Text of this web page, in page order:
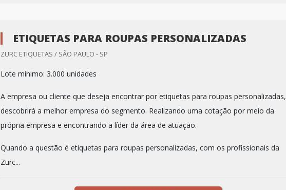
ETIQUETAS PARA ROUPAS PERSONALIZADAS
ZURC ETIQUETAS / SÃO PAULO - SP
Lote mínimo: 3.000 unidades
A empresa ou cliente que deseja encontrar por etiquetas para roupas personalizadas,
descobrirá a melhor empresa do segmento. Realizando uma cotação por meio da
própria empresa e encontrando a líder da área de atuação.
Quando a questão é etiquetas para roupas personalizadas, com os profissionais da
Zurc...